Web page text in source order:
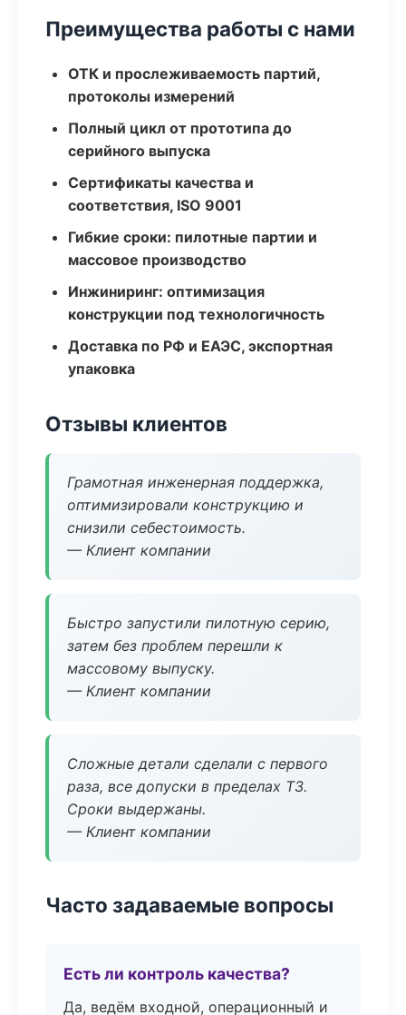
Преимущества работы с нами
ОТК и прослеживаемость партий,
протоколы измерений
Полный цикл от прототипа до
серийного выпуска
Сертификаты качества и
соответствия, ISO 9001
Гибкие сроки: пилотные партии и
массовое производство
Инжиниринг: оптимизация
конструкции под технологичность
Доставка по РФ и ЕАЭС, экспортная
упаковка
Отзывы клиентов
Грамотная инженерная поддержка,
оптимизировали конструкцию и
снизили себестоимость.
— Клиент компании
Быстро запустили пилотную серию,
затем без проблем перешли к
массовому выпуску.
— Клиент компании
Сложные детали сделали с первого
раза, все допуски в пределах ТЗ.
Сроки выдержаны.
— Клиент компании
Часто задаваемые вопросы
Есть ли контроль качества?
Да, ведём входной, операционный и